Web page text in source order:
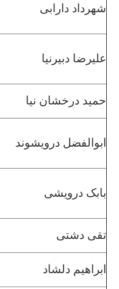
شهرداد دارابی
علیرضا دبیرنیا
حمید درخشان نیا
ابوالفضل درویشوند
بابک درویشی
تقی دشتی
ابراهیم دلشاد